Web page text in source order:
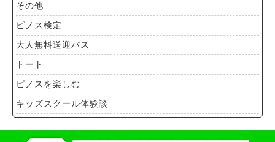
その他
ピノス検定
大人無料送迎バス
トート
ピノスを楽しむ
キッズスクール体験談